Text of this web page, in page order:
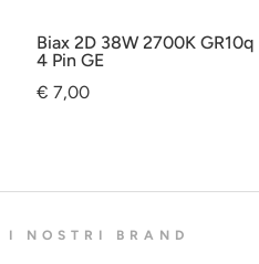
Biax 2D 38W 2700K GR10q
4 Pin GE
€ 7,00
I NOSTRI BRAND